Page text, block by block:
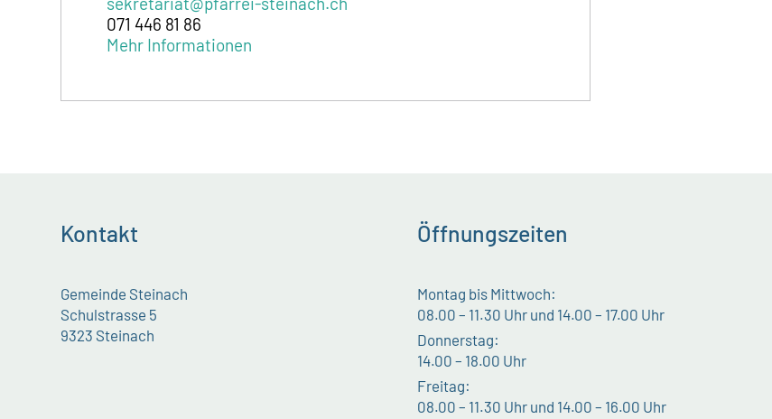
071 446 81 86
Mehr Informationen
Kontakt
Gemeinde Steinach
Schulstrasse 5
9323 Steinach
Öffnungszeiten
Montag bis Mittwoch:
08.00 – 11.30 Uhr und 14.00 – 17.00 Uhr
Donnerstag:
14.00 – 18.00 Uhr
Freitag:
08.00 – 11.30 Uhr und 14.00 – 16.00 Uhr